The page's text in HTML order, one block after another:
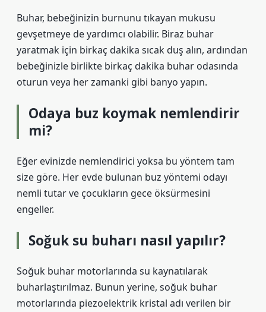
Buhar, bebeğinizin burnunu tıkayan mukusu
gevşetmeye de yardımcı olabilir. Biraz buhar
yaratmak için birkaç dakika sıcak duş alın, ardından
bebeğinizle birlikte birkaç dakika buhar odasında
oturun veya her zamanki gibi banyo yapın.
Odaya buz koymak nemlendirir
mi?
Eğer evinizde nemlendirici yoksa bu yöntem tam
size göre. Her evde bulunan buz yöntemi odayı
nemli tutar ve çocukların gece öksürmesini
engeller.
Soğuk su buharı nasıl yapılır?
Soğuk buhar motorlarında su kaynatılarak
buharlaştırılmaz. Bunun yerine, soğuk buhar
motorlarında piezoelektrik kristal adı verilen bir